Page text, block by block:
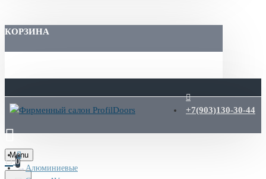
КОРЗИНА
+7(903)130-30-44
Menu
0
Алюминиевые